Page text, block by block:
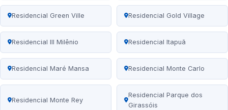
Residencial Green Ville Residencial Gold Village
Residencial III Milênio Residencial Itapuã
Residencial Maré Mansa Residencial Monte Carlo
Residencial Monte Rey
Residencial Parque dos
Girassóis